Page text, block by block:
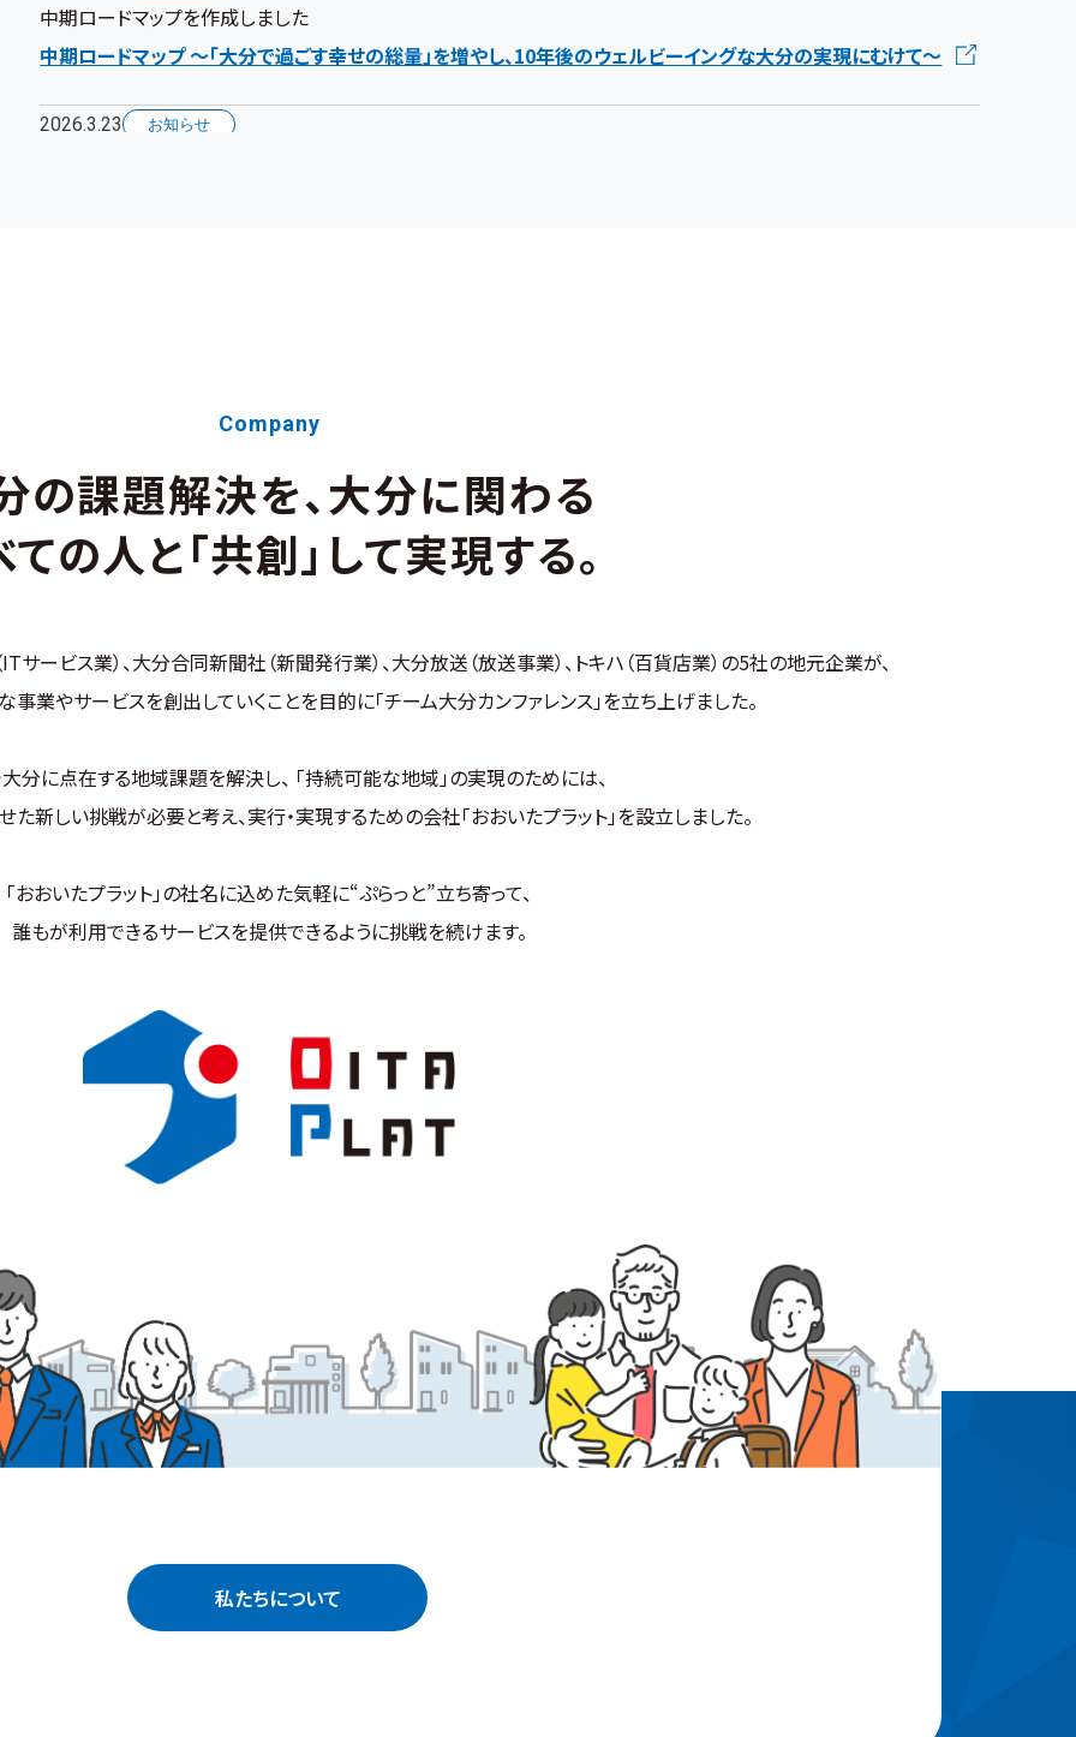
中期ロードマップを作成しました
中期ロードマップ ～「大分で過ごす幸せの総量」を増やし、10年後のウェルビーイングな大分の実現にむけて～
2026.3.23 お知らせ
【おおいたプラット】大銀など5社が地域課題解決の新会社（会員限定記事）
2026.2.13 ニュースリリース
初開催！「おおいた未来創造インターンシップ」でおおいたプラットと日本文理大学が連携
2026.1.21 ニュースリリース
2025.6.26 お知らせ
Company
の課題解決を、大分に関わる
ての人と「共創」して実現する。
サービス業）、大分合同新聞社（新聞発行業）、大分放送（放送事業）、トキハ（百貨店業）の5社の地元企業が、
業やサービスを創出していくことを目的に「チーム大分カンファレンス」を立ち上げました。
分に点在する地域課題を解決し、 「持続可能な地域」の実現のためには、
新しい挑戦が必要と考え、実行・実現するための会社「おおいたプラット」を設立しました。
「おおいたプラット」の社名に込めた気軽に“ぷらっと”立ち寄って、
誰もが利用できるサービスを提供できるように挑戦を続けます。
私たちについて